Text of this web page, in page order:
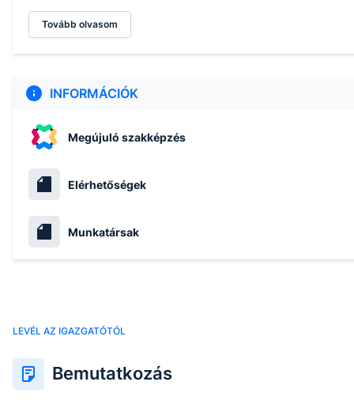
Tovább olvasom
INFORMÁCIÓK
Megújuló szakképzés
Elérhetőségek
Munkatársak
LEVÉL AZ IGAZGATÓTÓL
Bemutatkozás